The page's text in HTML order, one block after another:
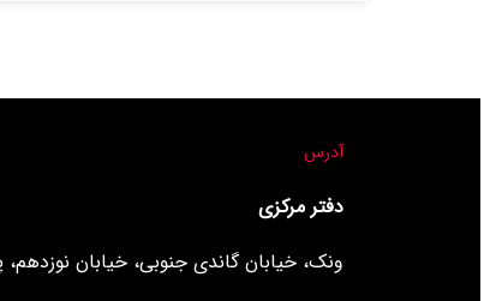
آدرس
دفتر مرکزی
ونک، خیابان گاندی جنوبی، خیابان نوزدهم، پلاک ۲۴، طبقه ۵،